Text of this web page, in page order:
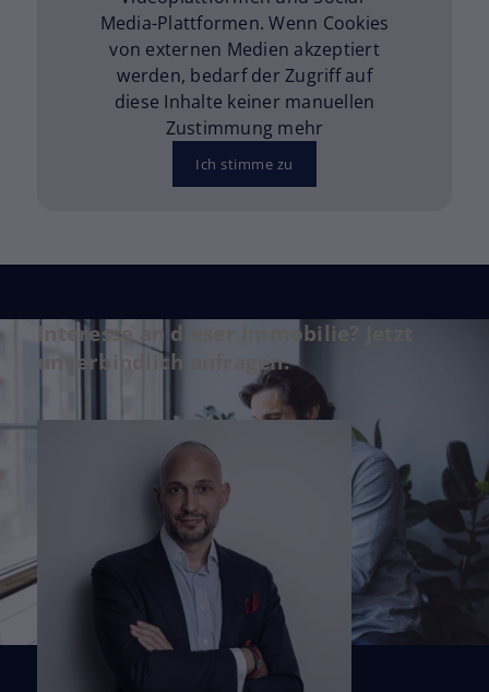
Media-Plattformen. Wenn Cookies
von externen Medien akzeptiert
werden, bedarf der Zugriff auf
diese Inhalte keiner manuellen
Zustimmung mehr
Ich stimme zu
Interesse an dieser Immobilie? Jetzt
unverbindlich anfragen.